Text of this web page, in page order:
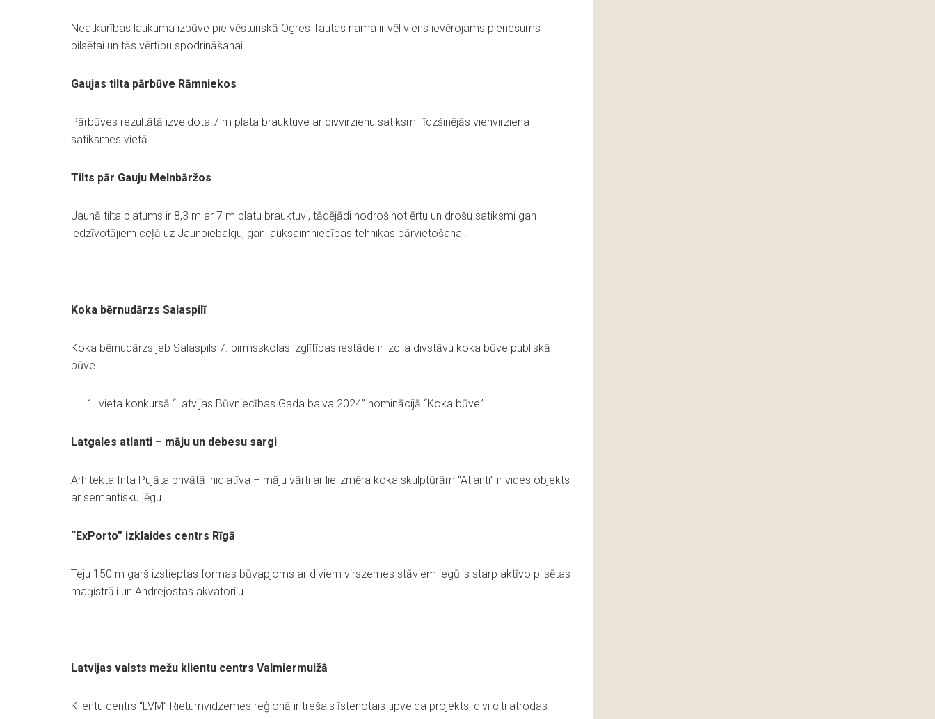
Neatkarības laukuma izbūve pie vēsturiskā Ogres Tautas nama ir vēl viens ievērojams pienesums
pilsētai un tās vērtību spodrināšanai.
Gaujas tilta pārbūve Rāmniekos
Pārbūves rezultātā izveidota 7 m plata brauktuve ar divvirzienu satiksmi līdzšinējās vienvirziena
satiksmes vietā.
Tilts pār Gauju Melnbāržos
Jaunā tilta platums ir 8,3 m ar 7 m platu brauktuvi, tādējādi nodrošinot ērtu un drošu satiksmi gan
iedzīvotājiem ceļā uz Jaunpiebalgu, gan lauksaimniecības tehnikas pārvietošanai.
Koka bērnudārzs Salaspilī
Koka bērnudārzs jeb Salaspils 7. pirmsskolas izglītības iestāde ir izcila divstāvu koka būve publiskā
būve.
vieta konkursā “Latvijas Būvniecības Gada balva 2024” nominācijā “Koka būve”.
Latgales atlanti – māju un debesu sargi
Arhitekta Inta Pujāta privātā iniciatīva – māju vārti ar lielizmēra koka skulptūrām “Atlanti” ir vides objekts
ar semantisku jēgu.
“ExPorto” izklaides centrs Rīgā
Teju 150 m garš izstieptas formas būvapjoms ar diviem virszemes stāviem iegūlis starp aktīvo pilsētas
maģistrāli un Andrejostas akvatoriju.
Latvijas valsts mežu klientu centrs Valmiermuižā
Klientu centrs “LVM” Rietumvidzemes reģionā ir trešais īstenotais tipveida projekts, divi citi atrodas